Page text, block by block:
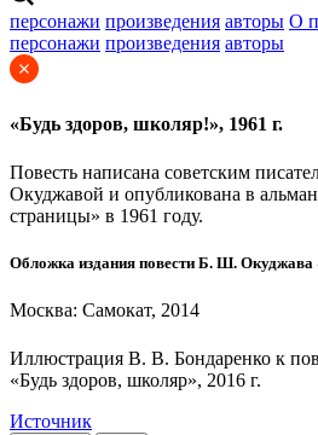
персонажи произведения авторы О
персонажи произведения авторы
«Будь здоров, школяр!», 1961 г.
Повесть написана советским
Окуджавой и опубликована в
страницы» в 1961 году.
Обложка издания повести Б. Ш. Окуджава
Москва: Самокат, 2014
Иллюстрация В. В. Бондаренко к
«Будь здоров, школяр», 2016 г.
Источник